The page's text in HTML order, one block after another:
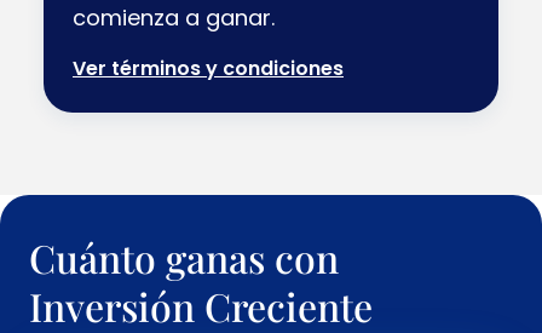
comienza a ganar.
Ver términos y condiciones
Cuánto ganas con
Inversión Creciente